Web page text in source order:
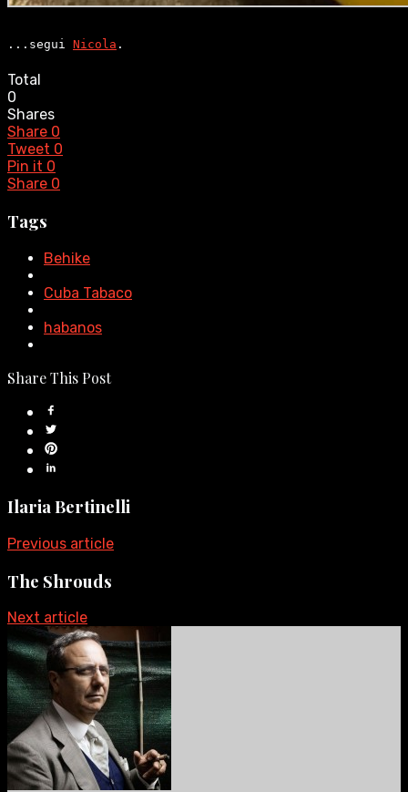
...segui Nicola .
Total
0
Shares
Share 0
Tweet 0
Pin it 0
Share 0
Tags
Behike
Cuba Tabaco
habanos
Share This Post
Ilaria Bertinelli
Previous article
The Shrouds
Next article